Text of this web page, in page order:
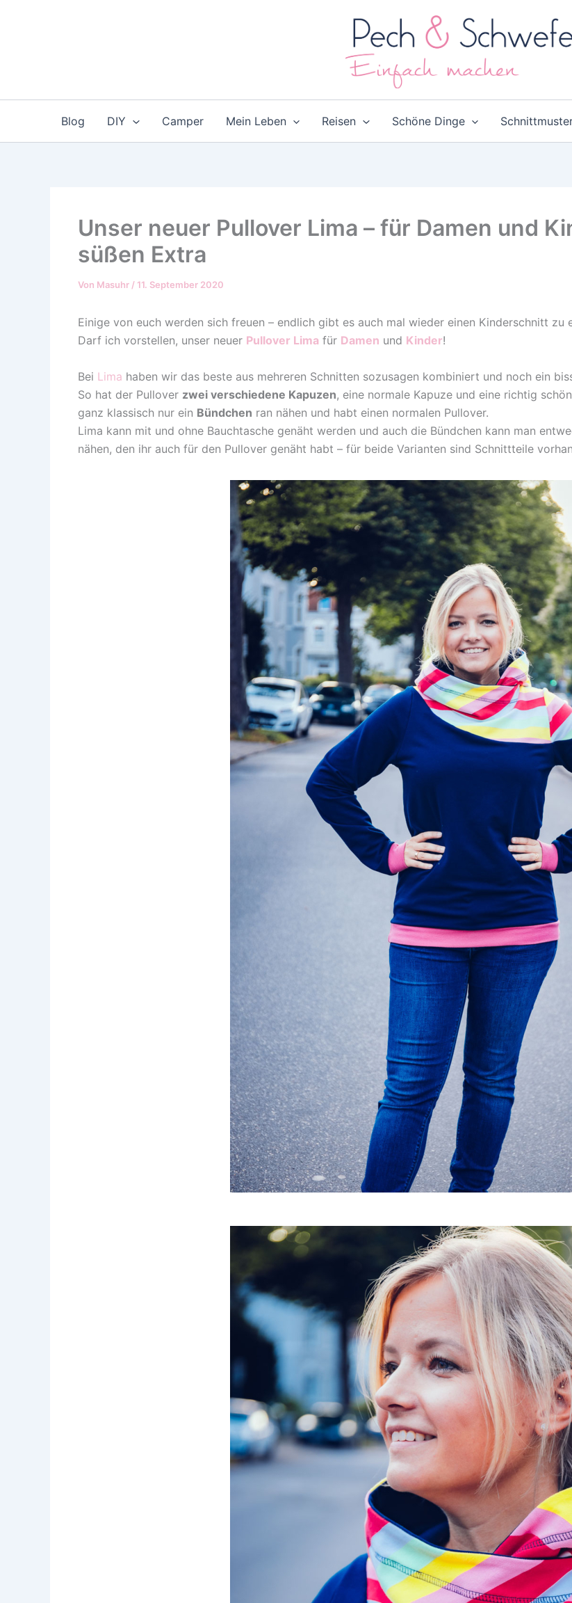
Blog DIY Camper Mein Leben Reisen Schöne Dinge
Unser neuer Pullover Lima – für Damen und
süßen Extra
Von Masuhr / 11. September 2020
Einige von euch werden sich freuen – endlich gibt es auch mal wieder einen Kinderschnitt zu
Darf ich vorstellen, unser neuer Pullover Lima für Damen und Kinder!
Bei Lima haben wir das beste aus mehreren Schnitten sozusagen kombiniert und noch ein
So hat der Pullover zwei verschiedene Kapuzen, eine normale Kapuze und eine richtig
ganz klassisch nur ein Bündchen ran nähen und habt einen normalen Pullover.
Lima kann mit und ohne Bauchtasche genäht werden und auch die Bündchen kann man
nähen, den ihr auch für den Pullover genäht habt – für beide Varianten sind Schnittteile